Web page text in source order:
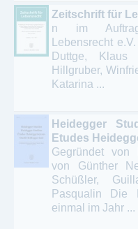
Zeitschrift für
n im Auftrag
Lebensrecht
Duttge, Klaus
Hillgruber,
Katarina ...
Heidegger
Etudes
Gegründet von
von Günther
Schüßler,
Pasqualin Die
einmal im Jahr ...